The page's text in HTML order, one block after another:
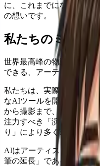
に、これまでにない表現
の想いです。
私たちのミッシ
世界最高峰の物語を紡ぐ
できる、アーティスト本位
私たちは、実際のアニメ
なAIツールを開発してい
から撮影まで、反復的な
注力すべき「演技」や「
り」により多くの時間を
AIはアーティストを代替
筆の延長」であるべきです